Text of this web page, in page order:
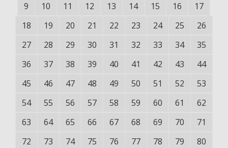
9
10 11 12 13 14 15 16
17
18
19 20 21 22 23 24 25
26
27
28 29 30 31 32 33 34
35
36
37 38 39 40 41 42 43
44
45
46 47 48 49 50 51 52
53
54
55 56 57 58 59 60 61
62
63
64 65 66 67 68 69 70
71
72
73 74 75 76 77 78 79
80